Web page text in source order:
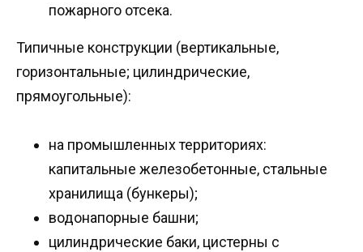
пожарного отсека.
Типичные конструкции (вертикальные,
горизонтальные; цилиндрические,
прямоугольные):
на промышленных территориях:
капитальные железобетонные, стальные
хранилища (бункеры);
водонапорные башни;
цилиндрические баки, цистерны с